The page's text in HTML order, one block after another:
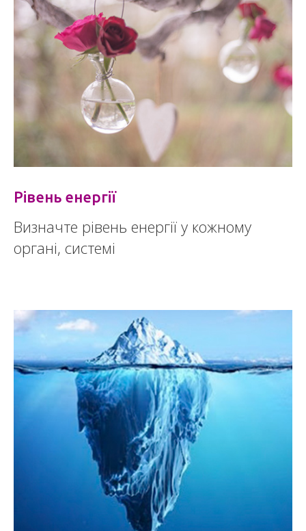
Рівень енергії
Визначте рівень енергії у кожному
органі, системі